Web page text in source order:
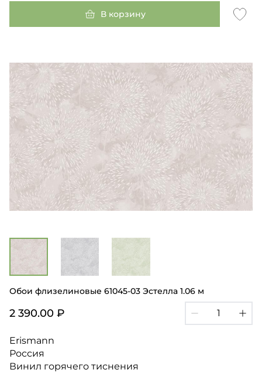
В корзину
Обои флизелиновые 61045-03 Эстелла 1.06 м
2 390.00 ₽
Erismann
Россия
Винил горячего тиснения